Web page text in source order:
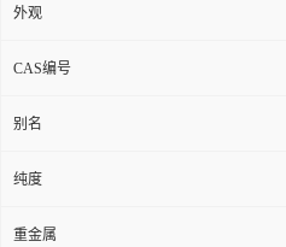
外观
CAS编号
别名
纯度
重金属